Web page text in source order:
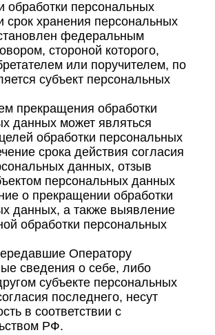
обработки персональных
срок хранения персональных
федеральным
стороной которого,
или поручителем, по
субъект персональных
прекращения обработки
данных может являться
обработки персональных
срока действия согласия
данных, отзыв
персональных данных
о прекращении обработки
данных, а также выявление
обработки персональных
Оператору
сведения о себе, либо
субъекте персональных
последнего, несут
в соответствии с
РФ.